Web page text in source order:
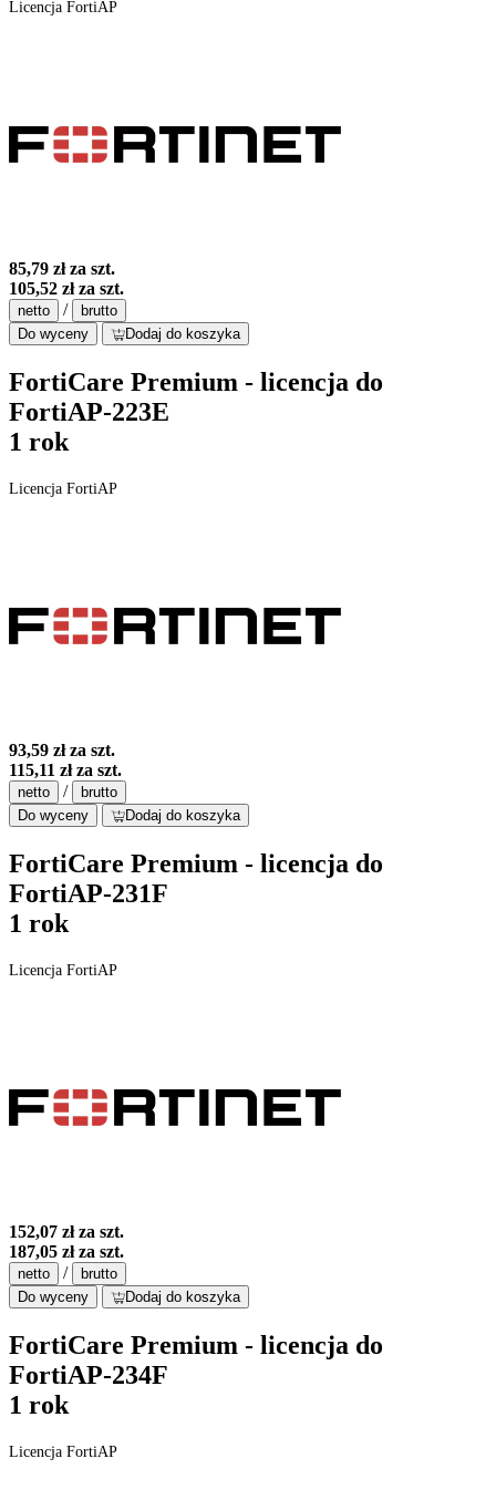
Licencja FortiAP
85,79 złza szt.
105,52 złza szt.
netto /
brutto
Do wyceny
Dodaj do koszyka
FortiCare Premium - licencja do
FortiAP-223E
1 rok
Licencja FortiAP
93,59 złza szt.
115,11 złza szt.
netto /
brutto
Do wyceny
Dodaj do koszyka
FortiCare Premium - licencja do
FortiAP-231F
1 rok
Licencja FortiAP
152,07 złza szt.
187,05 złza szt.
netto /
brutto
Do wyceny
Dodaj do koszyka
FortiCare Premium - licencja do
FortiAP-234F
1 rok
Licencja FortiAP